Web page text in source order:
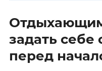
задать себе
перед